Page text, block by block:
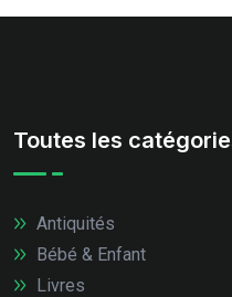
Toutes les
Antiquités
Bébé & Enfant
Livres